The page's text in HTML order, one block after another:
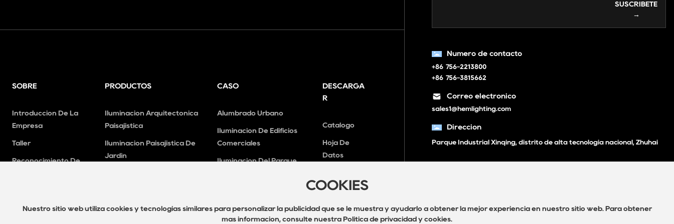
SOBRE
Introducción De La
Empresa
Taller
Reconocimiento De
PRODUCTOS
Iluminación Arquitectónica
Paisajística
Iluminación Paisajística De
Jardín
Iluminación Cultural Y Turística
CASO
Alumbrado Urbano
Iluminación De Edificios
Comerciales
Iluminación Del Parque
Iluminación Cultural Y
DESCARGA
R
Catálogo
Hoja De
Datos
Nes
SUSCRÍBETE
→
Número de contacto
+86 756-2213800
+86 756-3815662
Correo electrónico
sales1@hemlighting.com
Dirección
Parque Industrial Xinqing, distrito de alta tecnología nacional, Zhuhai
COOKIES
Nuestro sitio web utiliza cookies y tecnologías similares para personalizar la publicidad que se le muestra y ayudarlo a obtener la mejor experiencia en nuestro sitio web. Para obtener
más información, consulte nuestra Política de privacidad y cookies.